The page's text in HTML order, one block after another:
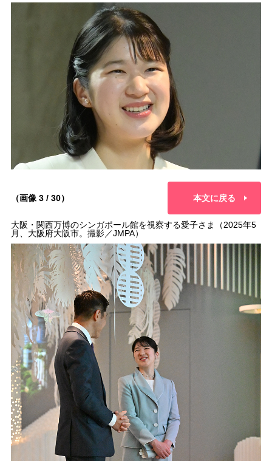
（画像 3 / 30） 本文に戻る
大阪・関西万博のシンガポール館を視察する愛子さま（2025年5
月、大阪府大阪市。撮影／JMPA）